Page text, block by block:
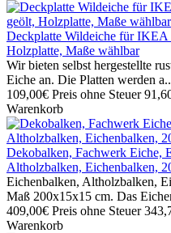
Deckplatte Wildeiche für
Holzplatte, Maße wählbar
Wir bieten selbst hergestellte
Eiche an. Die Platten werden a..
109,00€ Preis ohne Steuer
Warenkorb
Dekobalken, Fachwerk Eiche,
Altholzbalken, Eichenbalken,
Eichenbalken, Altholzbalken,
Maß 200x15x15 cm. Das
409,00€ Preis ohne Steuer
Warenkorb